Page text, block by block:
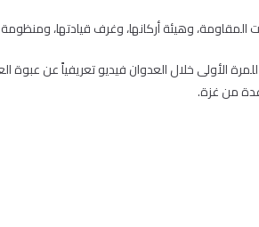
وهيئة أركانها، وغرف قيادتها،
الأولى خلال العدوان فيديو تعريفياً عن عبوة
عدة من غزة.